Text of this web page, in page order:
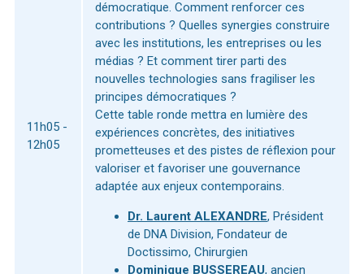
11h05 -
12h05
démocratique. Comment renforcer ces
contributions ? Quelles synergies construire
avec les institutions, les entreprises ou les
médias ? Et comment tirer parti des
nouvelles technologies sans fragiliser les
principes démocratiques ?
Cette table ronde mettra en lumière des
expériences concrètes, des initiatives
prometteuses et des pistes de réflexion pour
valoriser et favoriser une gouvernance
adaptée aux enjeux contemporains.
Dr. Laurent ALEXANDRE, Président
de DNA Division, Fondateur de
Doctissimo, Chirurgien
Dominique BUSSEREAU, ancien